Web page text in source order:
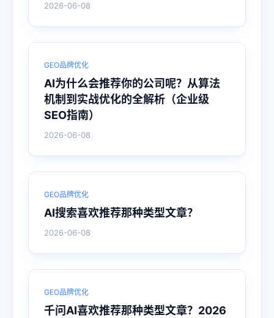
2026-06-08
GEO品牌优化
AI为什么会推荐你的公司呢？从算法
机制到实战优化的全解析（企业级
SEO指南）
2026-06-08
GEO品牌优化
AI搜索喜欢推荐那种类型文章？
2026-06-08
GEO品牌优化
千问AI喜欢推荐那种类型文章？2026